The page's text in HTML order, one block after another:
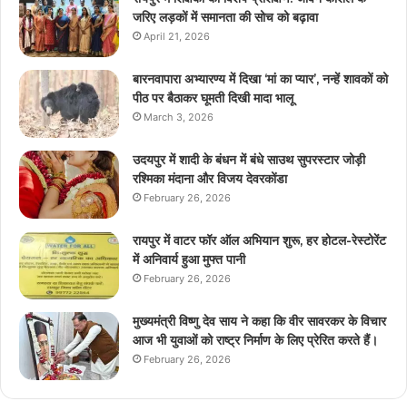
जरिए लड़कों में समानता की सोच को बढ़ावा
April 21, 2026
बारनवापारा अभ्यारण्य में दिखा ‘मां का प्यार’, नन्हें शावकों को
पीठ पर बैठाकर घूमती दिखी मादा भालू
March 3, 2026
उदयपुर में शादी के बंधन में बंधे साउथ सुपरस्टार जोड़ी
रश्मिका मंदाना और विजय देवरकोंडा
February 26, 2026
रायपुर में वाटर फॉर ऑल अभियान शुरू, हर होटल-रेस्टोरेंट
में अनिवार्य हुआ मुफ्त पानी
February 26, 2026
मुख्यमंत्री विष्णु देव साय ने कहा कि वीर सावरकर के विचार
आज भी युवाओं को राष्ट्र निर्माण के लिए प्रेरित करते हैं।
February 26, 2026